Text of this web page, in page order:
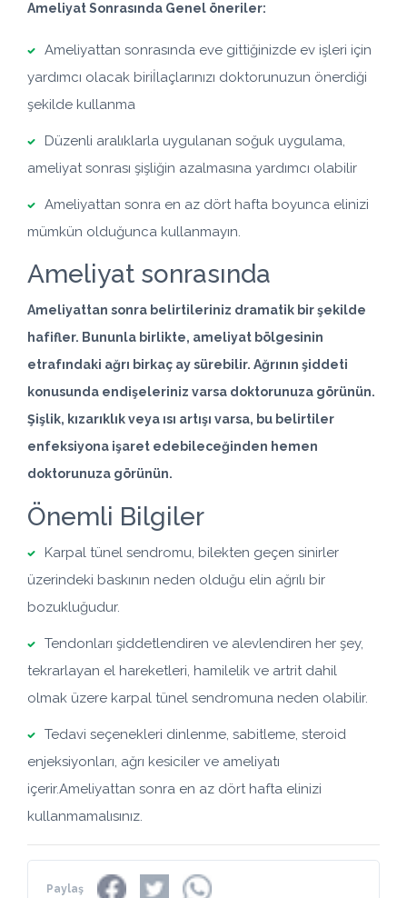
Ameliyat Sonrasında Genel öneriler:
Ameliyattan sonrasında eve gittiğinizde ev işleri için
yardımcı olacak biriİlaçlarınızı doktorunuzun önerdiği
şekilde kullanma
Düzenli aralıklarla uygulanan soğuk uygulama,
ameliyat sonrası şişliğin azalmasına yardımcı olabilir
Ameliyattan sonra en az dört hafta boyunca elinizi
mümkün olduğunca kullanmayın.
Ameliyat sonrasında
Ameliyattan sonra belirtileriniz dramatik bir şekilde
hafifler. Bununla birlikte, ameliyat bölgesinin
etrafındaki ağrı birkaç ay sürebilir. Ağrının şiddeti
konusunda endişeleriniz varsa doktorunuza görünün.
Şişlik, kızarıklık veya ısı artışı varsa, bu belirtiler
enfeksiyona işaret edebileceğinden hemen
doktorunuza görünün.
Önemli Bilgiler
Karpal tünel sendromu, bilekten geçen sinirler
üzerindeki baskının neden olduğu elin ağrılı bir
bozukluğudur.
Tendonları şiddetlendiren ve alevlendiren her şey,
tekrarlayan el hareketleri, hamilelik ve artrit dahil
olmak üzere karpal tünel sendromuna neden olabilir.
Tedavi seçenekleri dinlenme, sabitleme, steroid
enjeksiyonları, ağrı kesiciler ve ameliyatı
içerir.Ameliyattan sonra en az dört hafta elinizi
kullanmamalısınız.
Paylaş